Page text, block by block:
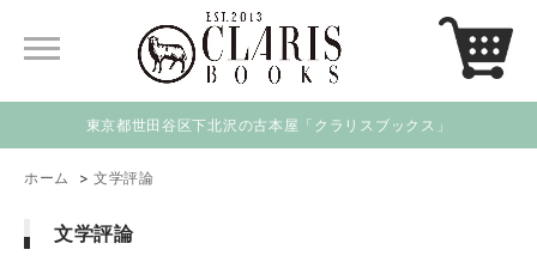
東京都世田谷区下北沢の古本屋「クラリスブックス」
ホーム > 文学評論
文学評論